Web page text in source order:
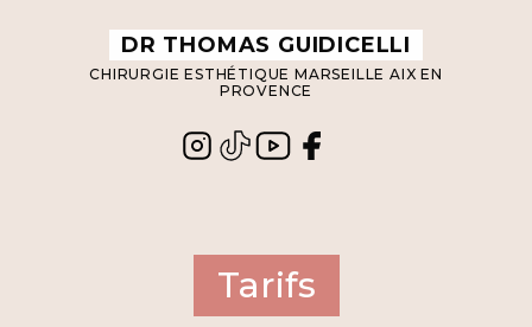
DR THOMAS GUIDICELLI
CHIRURGIE ESTHÉTIQUE MARSEILLE AIX EN
PROVENCE
Tarifs